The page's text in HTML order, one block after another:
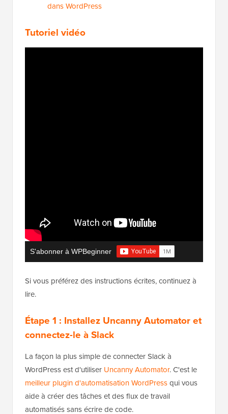
dans WordPress
Tutoriel vidéo
S'abonner à WPBeginner
Si vous préférez des instructions écrites, continuez à
lire.
Étape 1 : Installez Uncanny Automator et
connectez-le à Slack
La façon la plus simple de connecter Slack à
WordPress est d'utiliser Uncanny Automator. C'est le
meilleur plugin d'automatisation WordPressqui vous
aide à créer des tâches et des flux de travail
automatisés sans écrire de code.